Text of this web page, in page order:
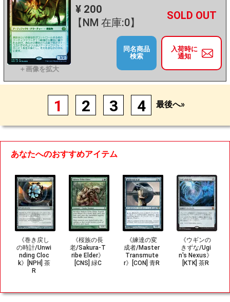
¥ 200
【NM 在庫:0】
－ +
入荷時に
通知
同名商品
検索
1 2 3 4 最後へ»
あなたへのおすすめアイテム
《巻き戻し
の時計/Unwi
nding Cloc
k》[NPH] 茶
R
《桜族の長
老/Sakura-T
ribe Elder》
[CNS] 緑C
《練達の変
成者/Master
Transmute
r》[CON] 青R
《ウギンの
きずな/Ugi
n's Nexus》
[KTK] 茶R